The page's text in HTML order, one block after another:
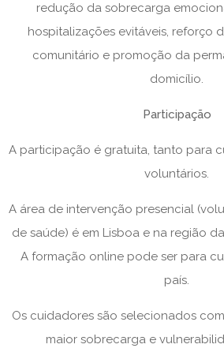
redução da sobrecarga
hospitalizações evitáveis, reforço
comunitário e promoção da
domicílio.
Participação
A participação é gratuita, tanto para
voluntários.
A área de intervenção presencial
de saúde) é em Lisboa e na região
A formação online pode ser para
país.
Os cuidadores são selecionados
maior sobrecarga e